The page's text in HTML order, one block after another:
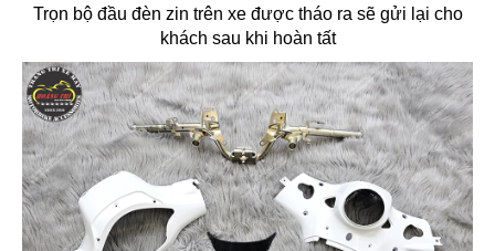
Trọn bộ đầu đèn zin trên xe được tháo ra sẽ gửi lại cho
khách sau khi hoàn tất